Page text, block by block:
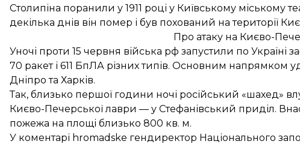
Столипіна поранили у 1911 році у Київському міському
декілька днів він помер і був похований на території
Про атаку на Києво-
Уночі проти 15 червня війська рф запустили по Україні
70 ракет і 611 БпЛА різних типів. Основним напрямком
Дніпро та Харків.
Так, близько першої години ночі російський «шахед»
Києво-Печерської лаври — у Стефанівський приділ.
пожежа на площі близько 800 кв. м.
У коментарі hromadske гендиректор Національного